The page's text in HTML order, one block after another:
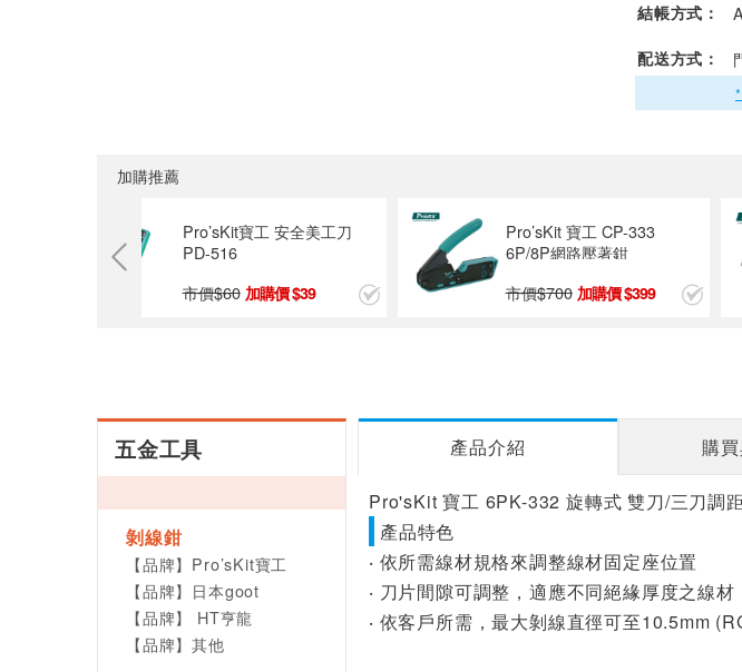
結帳方式：
配送方式：
加購推薦
Pro’sKit寶工 安全美工刀
PD-516
市價$60 39
Pro’sKit 寶工 CP-333
6P/8P網路壓著鉗
市價$700 399
五金工具
剝線鉗
【品牌】Pro’sKit寶工
【品牌】日本goot
【品牌】 HT亨龍
【品牌】其他
產品介紹 購
Pro'sKit 寶工 6PK-332 旋轉式 雙刀/三刀調
產品特色
‧ 依所需線材規格來調整線材固定座位置
‧ 刀片間隙可調整，適應不同絕緣厚度之線材
‧ 依客戶所需，最大剝線直徑可至10.5mm